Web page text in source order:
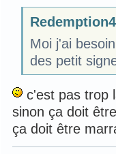
Moi j'ai
des petit
c'est pas trop
sinon ça doit
ça doit être